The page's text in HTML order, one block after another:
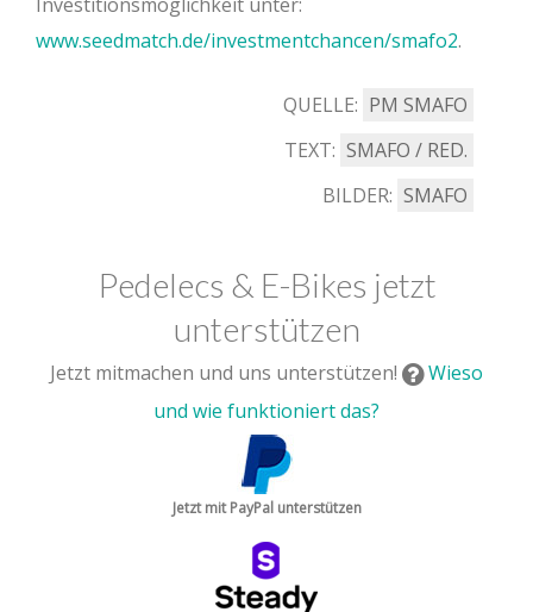
www.seedmatch.de/investmentchancen/smafo2.
QUELLE: PM SMAFO
TEXT: SMAFO / RED.
BILDER: SMAFO
Pedelecs & E-Bikes jetzt
unterstützen
Jetzt mitmachen und uns unterstützen!
Wieso
und wie funktioniert das?
Jetzt mit PayPal unterstützen